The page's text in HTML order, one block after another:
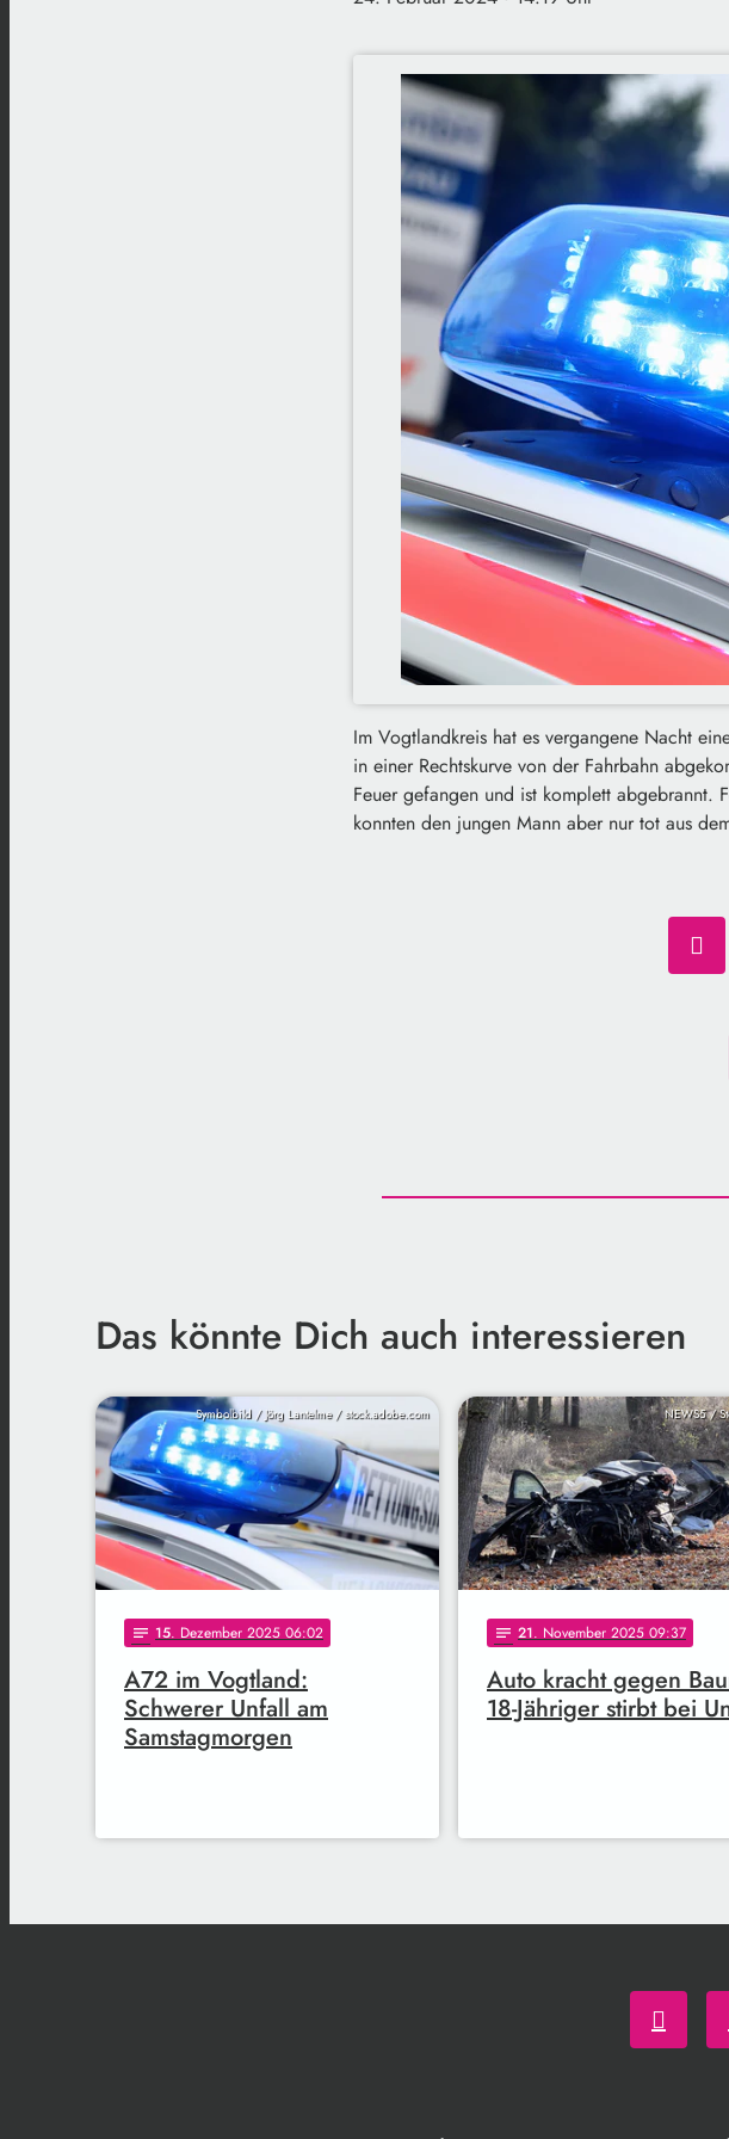
Im Vogtlandkreis hat es vergangene Nacht
in einer Rechtskurve von der Fahrbahn
Feuer gefangen und ist komplett abgebrannt.
konnten den jungen Mann aber nur tot aus
Das könnte Dich auch interessieren
Symbolbild / Jörg Lantelme / stock.adobe.com
notes 15. Dezember 2025 06:02
A72 im Vogtland:
Schwerer Unfall am
Samstagmorgen
NEWS5 /
notes 21. November 2025 09:37
Auto kracht gegen
18-Jähriger stirbt bei